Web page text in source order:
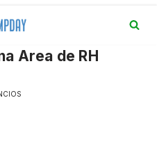
Area de RH